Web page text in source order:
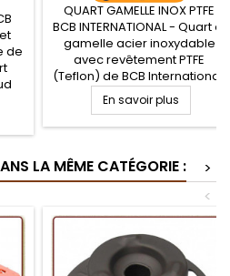
de
à
QUART GAMELLE INOX PTFE
BCB INTERNATIONAL - Quart et
gamelle acier inoxydable
avec revêtement PTFE
(Teflon) de BCB International.
Quart composante du
réchaud Crusader I. Qualité
et robustesse de ce quart
comme matériel et popote
bushcraft et militaire tactique.
En savoir plus
LA MÊME CATÉGORIE :
>
<